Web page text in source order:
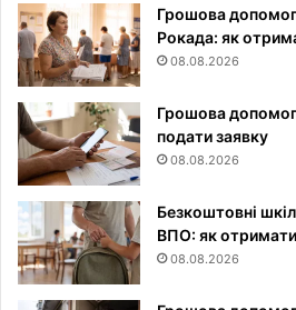
Грошова
Рокада: як
08.08.2026
Грошова
подати заявку
08.08.2026
Безкоштовні
ВПО: як отримати
08.08.2026